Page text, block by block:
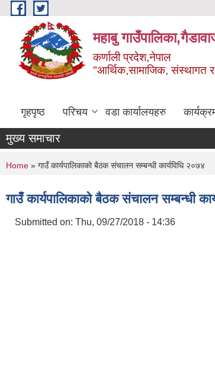
Skip to main content
महाबु
कर्णाली प्रदेश,नेपाल
"आर्थिक,सामाजिक, संस्थागत र
गृहपृष्ठ परिचय वडा कार्यालयहरु
मुख्य समाचार
You are here
Home » गाउँ कार्यपालिकाको बैठक संचालन सम्बन्धी कार्यविधि २०७४
गाउँ कार्यपालिकाको बैठक संचालन सम्बन्धी
Submitted on: Thu, 09/27/2018 - 14:36